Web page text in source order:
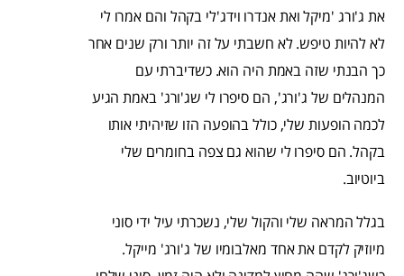
את ג'ורג 'מיקל ואת אנדרו וידג'לי בקהל והם אמרו לי
לא להיות טיפש. לא חשבתי על זה יותר ורק שנים אחר
כך הבנתי שזה באמת היה הוא. כשדיברתי עם
המנהלים של ג'ורג', הם סיפרו לי שג'ורג' באמת הגיע
לכמה הופעות שלי, כולל בהופעה הזו שזיהיתי אותו
בקהל. הם סיפרו לי שהוא גם צפה בחומרים שלי
ביוטיוב.
בגלל המראה שלי והקול שלי, נשכרתי עיל ידי סוני
מיוזיק לקדם את אחד מאלבומיו של ג'ורג' מייקל.